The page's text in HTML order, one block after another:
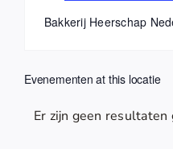
Bakkerij Heerschap
Evenementen at this locatie
Bericht
Er zijn geen resultaten